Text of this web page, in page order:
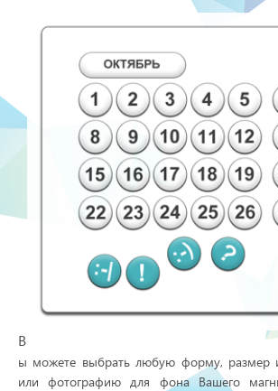
В
ы можете выбрать любую форму, размер
или фотографию для фона Вашего